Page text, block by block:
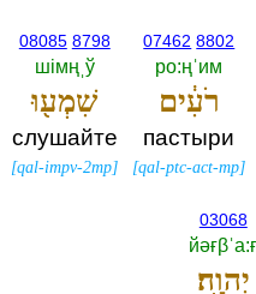
07462 8802
ро:ңˈим
רֹעִ֔ים
пастыри
[qal-ptc-act-mp]
08085 8798
шiмңˌў
שִׁמְע֖וּ
слушайте
[qal-impv-2mp]
03068
йәғβˈа:ғ
יְהוָֽה׃